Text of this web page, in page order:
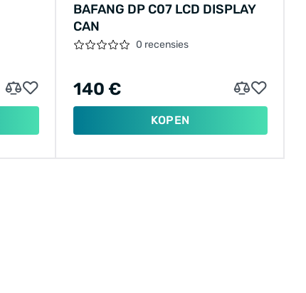
BAFANG DP C07 LCD DISPLAY
CAN
0 recensies
140 €
KOPEN